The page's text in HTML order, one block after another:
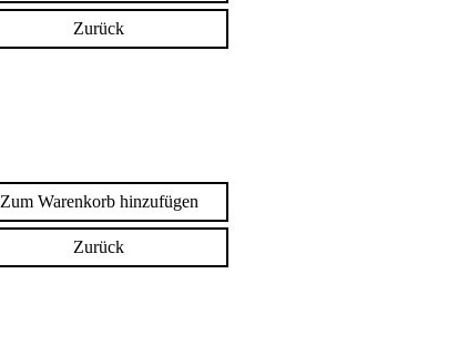
Zurück
Zum Warenkorb hinzufügen
Zurück